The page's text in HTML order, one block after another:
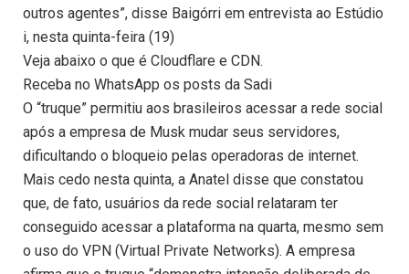
outros agentes”, disse Baigórri em entrevista ao Estúdio
i, nesta quinta-feira (19)
Veja abaixo o que é Cloudflare e CDN.
Receba no WhatsApp os posts da Sadi
O “truque” permitiu aos brasileiros acessar a rede social
após a empresa de Musk mudar seus servidores,
dificultando o bloqueio pelas operadoras de internet.
Mais cedo nesta quinta, a Anatel disse que constatou
que, de fato, usuários da rede social relataram ter
conseguido acessar a plataforma na quarta, mesmo sem
o uso do VPN (Virtual Private Networks). A empresa